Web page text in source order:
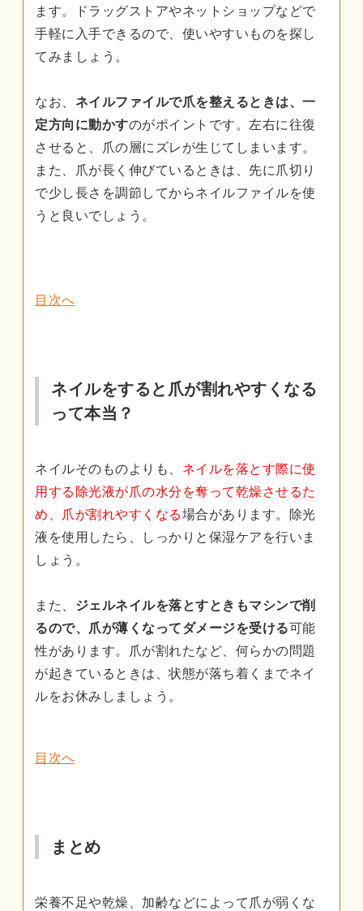
ます。ドラッグストアやネットショップなどで
手軽に入手できるので、使いやすいものを探し
てみましょう。
なお、 ネイルファイルで爪を整えるときは、一
定方向に動かすのがポイントです。左右に往復
させると、爪の層にズレが生じてしまいます。
また、爪が長く伸びているときは、先に爪切り
で少し長さを調節してからネイルファイルを使
うと良いでしょう。
目次へ
ネイルをすると爪が割れやすくなる
って本当？
ネイルそのものよりも、 ネイルを落とす際に使
用する除光液が爪の水分を奪って乾燥させるた
め、爪が割れやすくなる場合があります。除光
液を使用したら、しっかりと保湿ケアを行いま
しょう。
また、 ジェルネイルを落とすときもマシンで削
るので、爪が薄くなってダメージを受ける可能
性があります。爪が割れたなど、何らかの問題
が起きているときは、状態が落ち着くまでネイ
ルをお休みしましょう。
目次へ
まとめ
栄養不足や乾燥、加齢などによって爪が弱くな